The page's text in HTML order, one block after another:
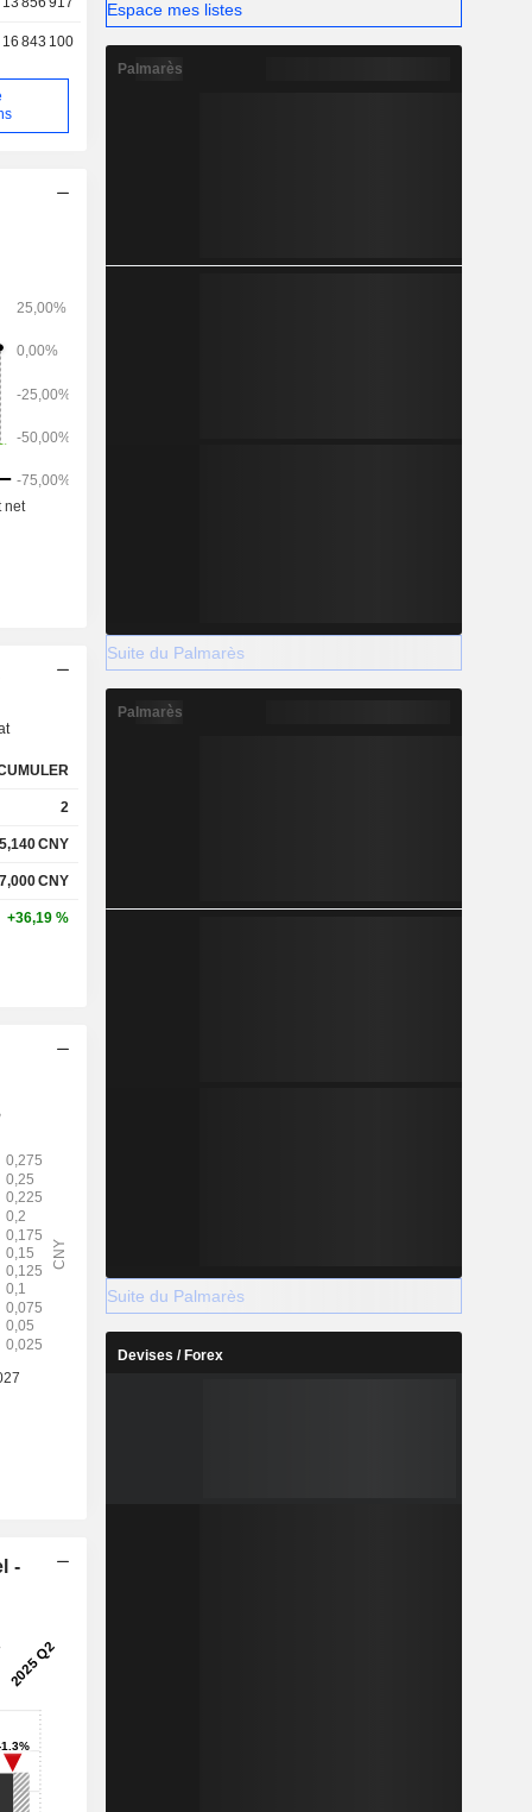
16 843 100
2
5,140CNY
7,000CNY
+36,19 %
-
Espace mes listes
Palmarès
Suite du Palmarès
Palmarès
Suite du Palmarès
Devises / Forex